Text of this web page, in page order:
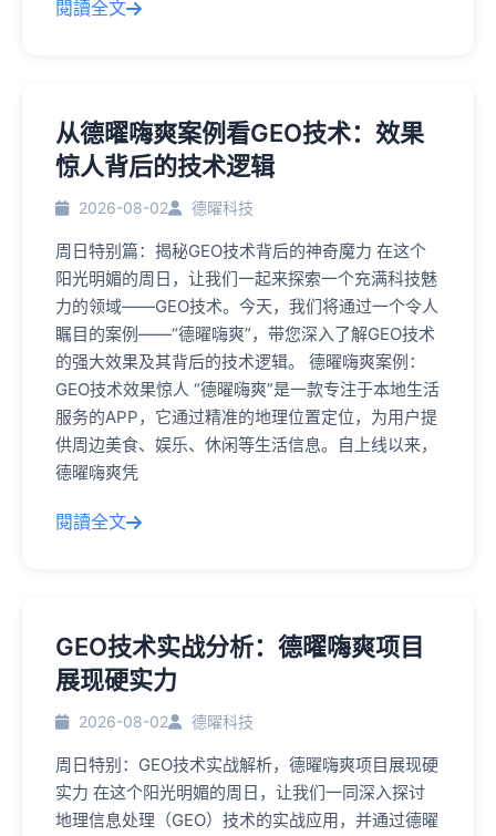
閱讀全文
从德曜嗨爽案例看GEO技术：效果
惊人背后的技术逻辑
2026-08-02 德曜科技
周日特别篇：揭秘GEO技术背后的神奇魔力 在这个
阳光明媚的周日，让我们一起来探索一个充满科技魅
力的领域——GEO技术。今天，我们将通过一个令人
瞩目的案例——“德曜嗨爽”，带您深入了解GEO技术
的强大效果及其背后的技术逻辑。 德曜嗨爽案例：
GEO技术效果惊人 “德曜嗨爽”是一款专注于本地生活
服务的APP，它通过精准的地理位置定位，为用户提
供周边美食、娱乐、休闲等生活信息。自上线以来，
德曜嗨爽凭
閱讀全文
GEO技术实战分析：德曜嗨爽项目
展现硬实力
2026-08-02 德曜科技
周日特别：GEO技术实战解析，德曜嗨爽项目展现硬
实力 在这个阳光明媚的周日，让我们一同深入探讨
地理信息处理（GEO）技术的实战应用，并通过德曜